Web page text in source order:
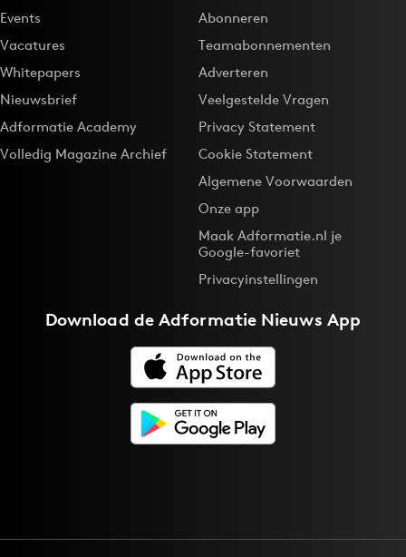
Events
Vacatures
Whitepapers
Nieuwsbrief
Adformatie Academy
Volledig Magazine Archief
Abonneren
Teamabonnementen
Adverteren
Veelgestelde Vragen
Privacy Statement
Cookie Statement
Algemene Voorwaarden
Onze app
Maak Adformatie.nl je
Google-favoriet
Privacyinstellingen
Download deAdformatie Nieuws App